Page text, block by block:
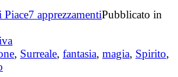
Piace7 apprezzamentiPubblicato in
, Surreale, fantasia, magia, Spirito,